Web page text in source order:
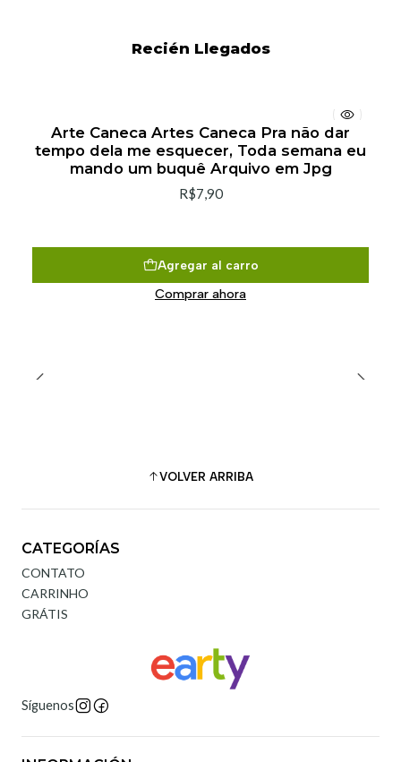
Recién Llegados
Arte Caneca Artes Caneca Pra não dar
tempo dela me esquecer, Toda semana eu
mando um buquê Arquivo em Jpg
R$7,90
Agregar al carro
Comprar ahora
VOLVER ARRIBA
CATEGORÍAS
CONTATO
CARRINHO
GRÁTIS
Síguenos